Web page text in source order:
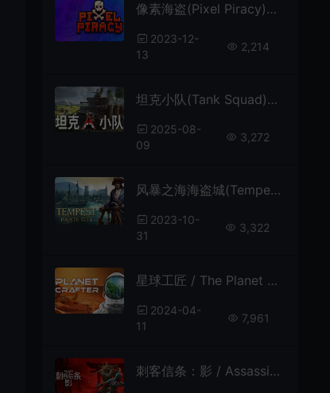
像素海盗(Pixel Piracy)简中|PC|ACT|2D像素海盗冒险游戏
2023-12-
13
2,214
坦克小队(Tank Squad)第三人称战术战斗游戏|下载
2025-08-
09
3,272
风暴之海海盗城(Tempest)简中|PC|海盗开放世界动作角色扮演游戏
2023-10-
31
3,322
星球工匠 / The Planet Crafter 太空生存类地化改造游戏
2024-04-
11
7,961
刺客信条：影 / Assassins Creed Shadows 开放世界潜行动作游戏